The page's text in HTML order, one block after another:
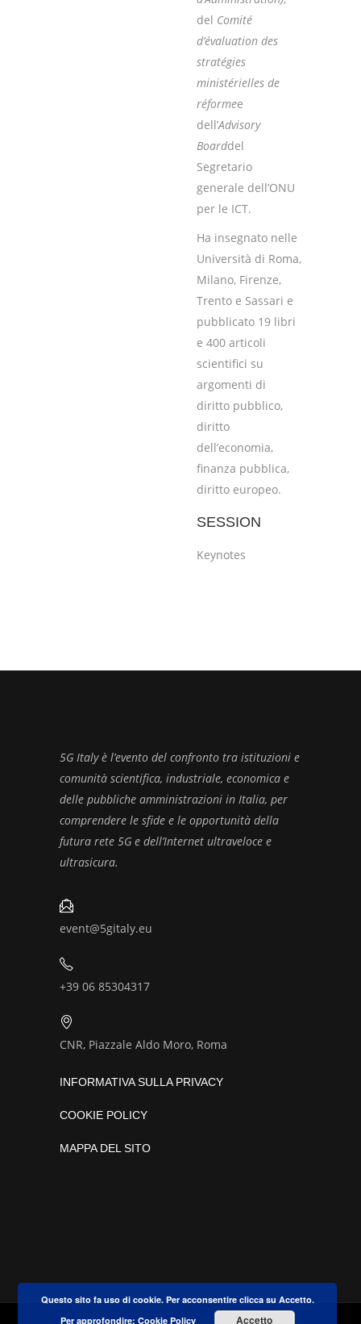
del Comité
d’évaluation des
stratégies
ministérielles de
réformee
dell’Advisory
Boarddel
Segretario
generale dell’ONU
per le ICT.
Ha insegnato nelle
Università di Roma,
Milano, Firenze,
Trento e Sassari e
pubblicato 19 libri
e 400 articoli
scientifici su
argomenti di
diritto pubblico,
diritto
dell’economia,
finanza pubblica,
diritto europeo.
SESSION
Keynotes
5G Italy è l’evento del confronto tra istituzioni e
comunità scientifica, industriale, economica e
delle pubbliche amministrazioni in Italia, per
comprendere le sfide e le opportunità della
futura rete 5G e dell’Internet ultraveloce e
ultrasicura.
event@5gitaly.eu
+39 06 85304317
CNR, Piazzale Aldo Moro, Roma
INFORMATIVA SULLA PRIVACY
COOKIE POLICY
MAPPA DEL SITO
Questo sito fa uso di cookie. Per acconsentire clicca su Accetto.
Per approfondire: Cookie Policy Accetto